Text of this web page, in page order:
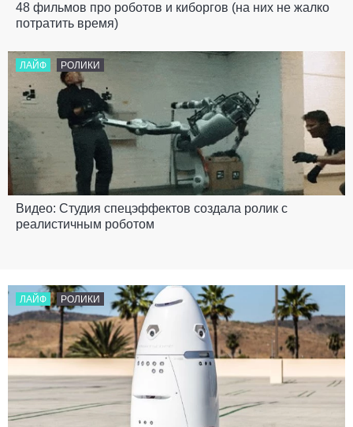
48 фильмов про роботов и киборгов (на них не жалко
потратить время)
ЛАЙФ РОЛИКИ
Видео: Студия спецэффектов создала ролик с
реалистичным роботом
ЛАЙФ РОЛИКИ